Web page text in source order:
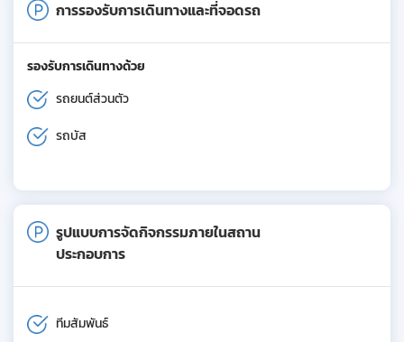
การรองรับการเดินทางและที่จอดรถ
รองรับการเดินทางด้วย
รถยนต์ส่วนตัว
รถบัส
รูปแบบการจัดกิจกรรมภายในสถาน
ประกอบการ
ทีมสัมพันธ์